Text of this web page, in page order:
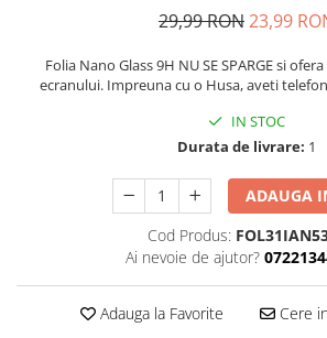
29,99 RON23,99
Folia Nano Glass 9H NU SE SPARGE si
ecranului. Impreuna cu o Husa, aveti
IN STOC
Durata de livrare: 1
ADAUGA
Cod Produs:
Ai nevoie de ajutor?
Adauga la Favorite Cere